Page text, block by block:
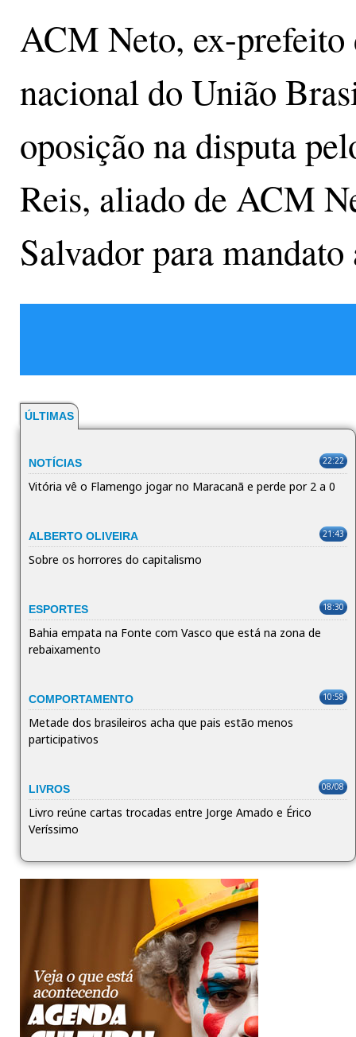
ACM Neto, ex-prefeito
nacional do União
oposição na disputa
Reis, aliado de ACM
Salvador para mandato
ÚLTIMAS
NOTÍCIAS 22:22
Vitória vê o Flamengo jogar no Maracanã e perde por 2 a 0
ALBERTO OLIVEIRA 21:43
Sobre os horrores do capitalismo
ESPORTES 18:30
Bahia empata na Fonte com Vasco que está na zona de
rebaixamento
COMPORTAMENTO 10:58
Metade dos brasileiros acha que pais estão menos
participativos
LIVROS 08/08
Livro reúne cartas trocadas entre Jorge Amado e Érico
Veríssimo